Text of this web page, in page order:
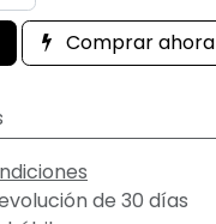
Comprar ahora
de 30 días